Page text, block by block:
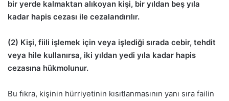
bir yerde kalmaktan alıkoyan kişi, bir yıldan beş yıla
kadar hapis cezası ile cezalandırılır.
(2) Kişi, fiili işlemek için veya işlediği sırada cebir, tehdit
veya hile kullanırsa, iki yıldan yedi yıla kadar hapis
cezasına hükmolunur.
Bu fıkra, kişinin hürriyetinin kısıtlanmasının yanı sıra failin